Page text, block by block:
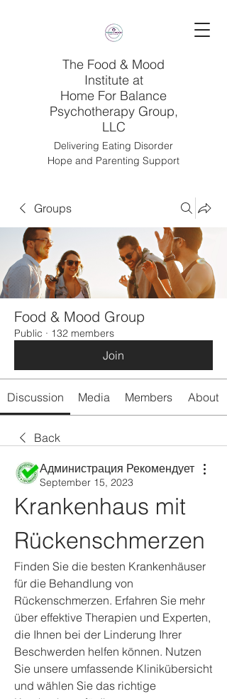
The Food & Mood
Institute at
Home For Balance
Psychotherapy Group,
LLC
Delivering Eating Disorder
Hope and Parenting Support
Groups
Food & Mood Group
Public · 132 members
Join
Discussion Media Members About
Back
Администрация Рекомендует
September 15, 2023
Krankenhaus mit
Rückenschmerzen
Finden Sie die besten Krankenhäuser
für die Behandlung von
Rückenschmerzen. Erfahren Sie mehr
über effektive Therapien und Experten,
die Ihnen bei der Linderung Ihrer
Beschwerden helfen können. Nutzen
Sie unsere umfassende Klinikübersicht
und wählen Sie das richtige